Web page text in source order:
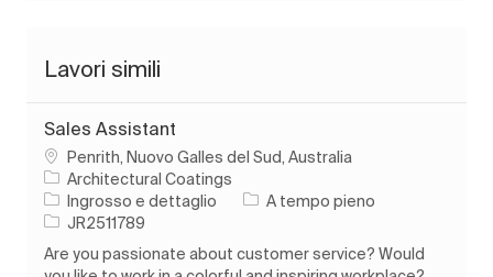
Lavori simili
Sales Assistant
Ubicazione
Penrith, Nuovo Galles del Sud, Australia
Architectural Coatings
Categoria
Ingrosso e dettaglio Tipo di lavoro
A tempo pieno
ID processo
JR2511789
Are you passionate about customer service? Would